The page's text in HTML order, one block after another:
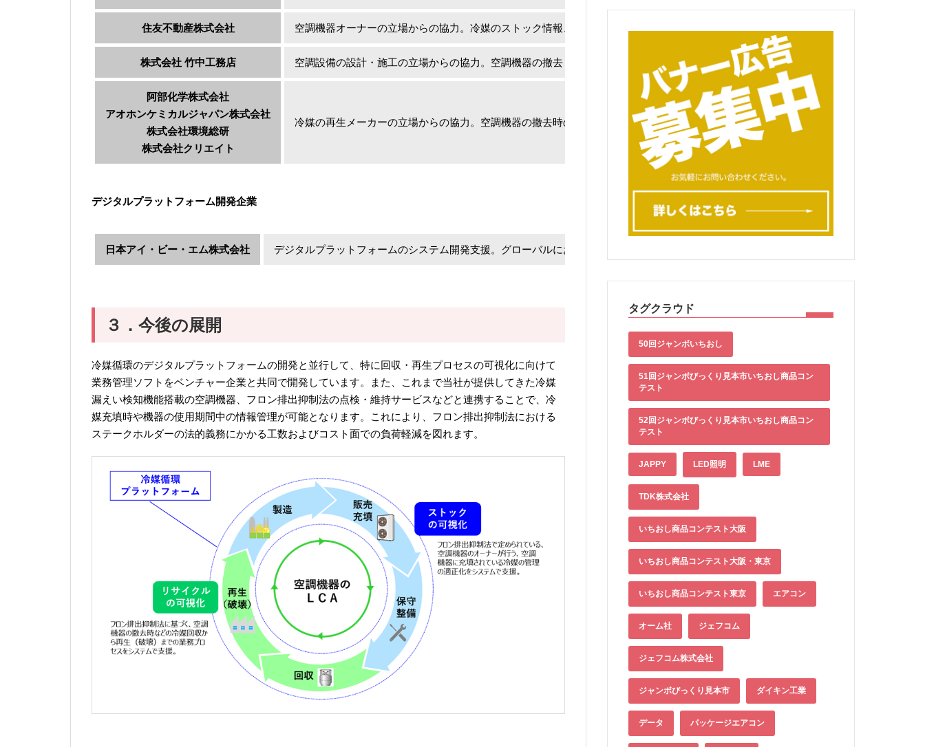
住友不動産株式会社 空調機器オーナーの立場からの協力。冷媒のストック情報、回収および再生冷媒の利用案件を提供。
株式会社 竹中工務店 空調設備の設計・施工の立場からの協力。空調機器の撤去・廃棄案件での実作業・業務プロセスの検証の協力。冷媒のストック情報お
阿部化学株式会社
アオホンケミカルジャパン株式会社
株式会社環境総研
株式会社クリエイト
冷媒の再生メーカーの立場からの協力。空調機器の撤去時の冷媒回収から再生、当社への再生冷媒の輸送プロセスの検証の協力、およ
デジタルプラットフォーム開発企業
日本アイ・ビー・エム株式会社 デジタルプラットフォームのシステム開発支援。グローバルにおいて、ブロックチェーン技術による資源循環プラットフォームの実績があ
３．今後の展開
冷媒循環のデジタルプラットフォームの開発と並行して、特に回収・再生プロセスの可視化に向けて
業務管理ソフトをベンチャー企業と共同で開発しています。また、これまで当社が提供してきた冷媒
漏えい検知機能搭載の空調機器、フロン排出抑制法の点検・維持サービスなどと連携することで、冷
媒充填時や機器の使用期間中の情報管理が可能となります。これにより、フロン排出抑制法における
ステークホルダーの法的義務にかかる工数およびコスト面での負荷軽減を図れます。
タグクラウド
50回ジャンボいちおし
51回ジャンボびっくり見本市いちおし商品コン
テスト
52回ジャンボびっくり見本市いちおし商品コン
テスト
JAPPY LED照明 LME
TDK株式会社
いちおし商品コンテスト大阪
いちおし商品コンテスト大阪・東京
いちおし商品コンテスト東京 エアコン
オーム社 ジェフコム
ジェフコム株式会社
ジャンボびっくり見本市 ダイキン工業
データ パッケージエアコン